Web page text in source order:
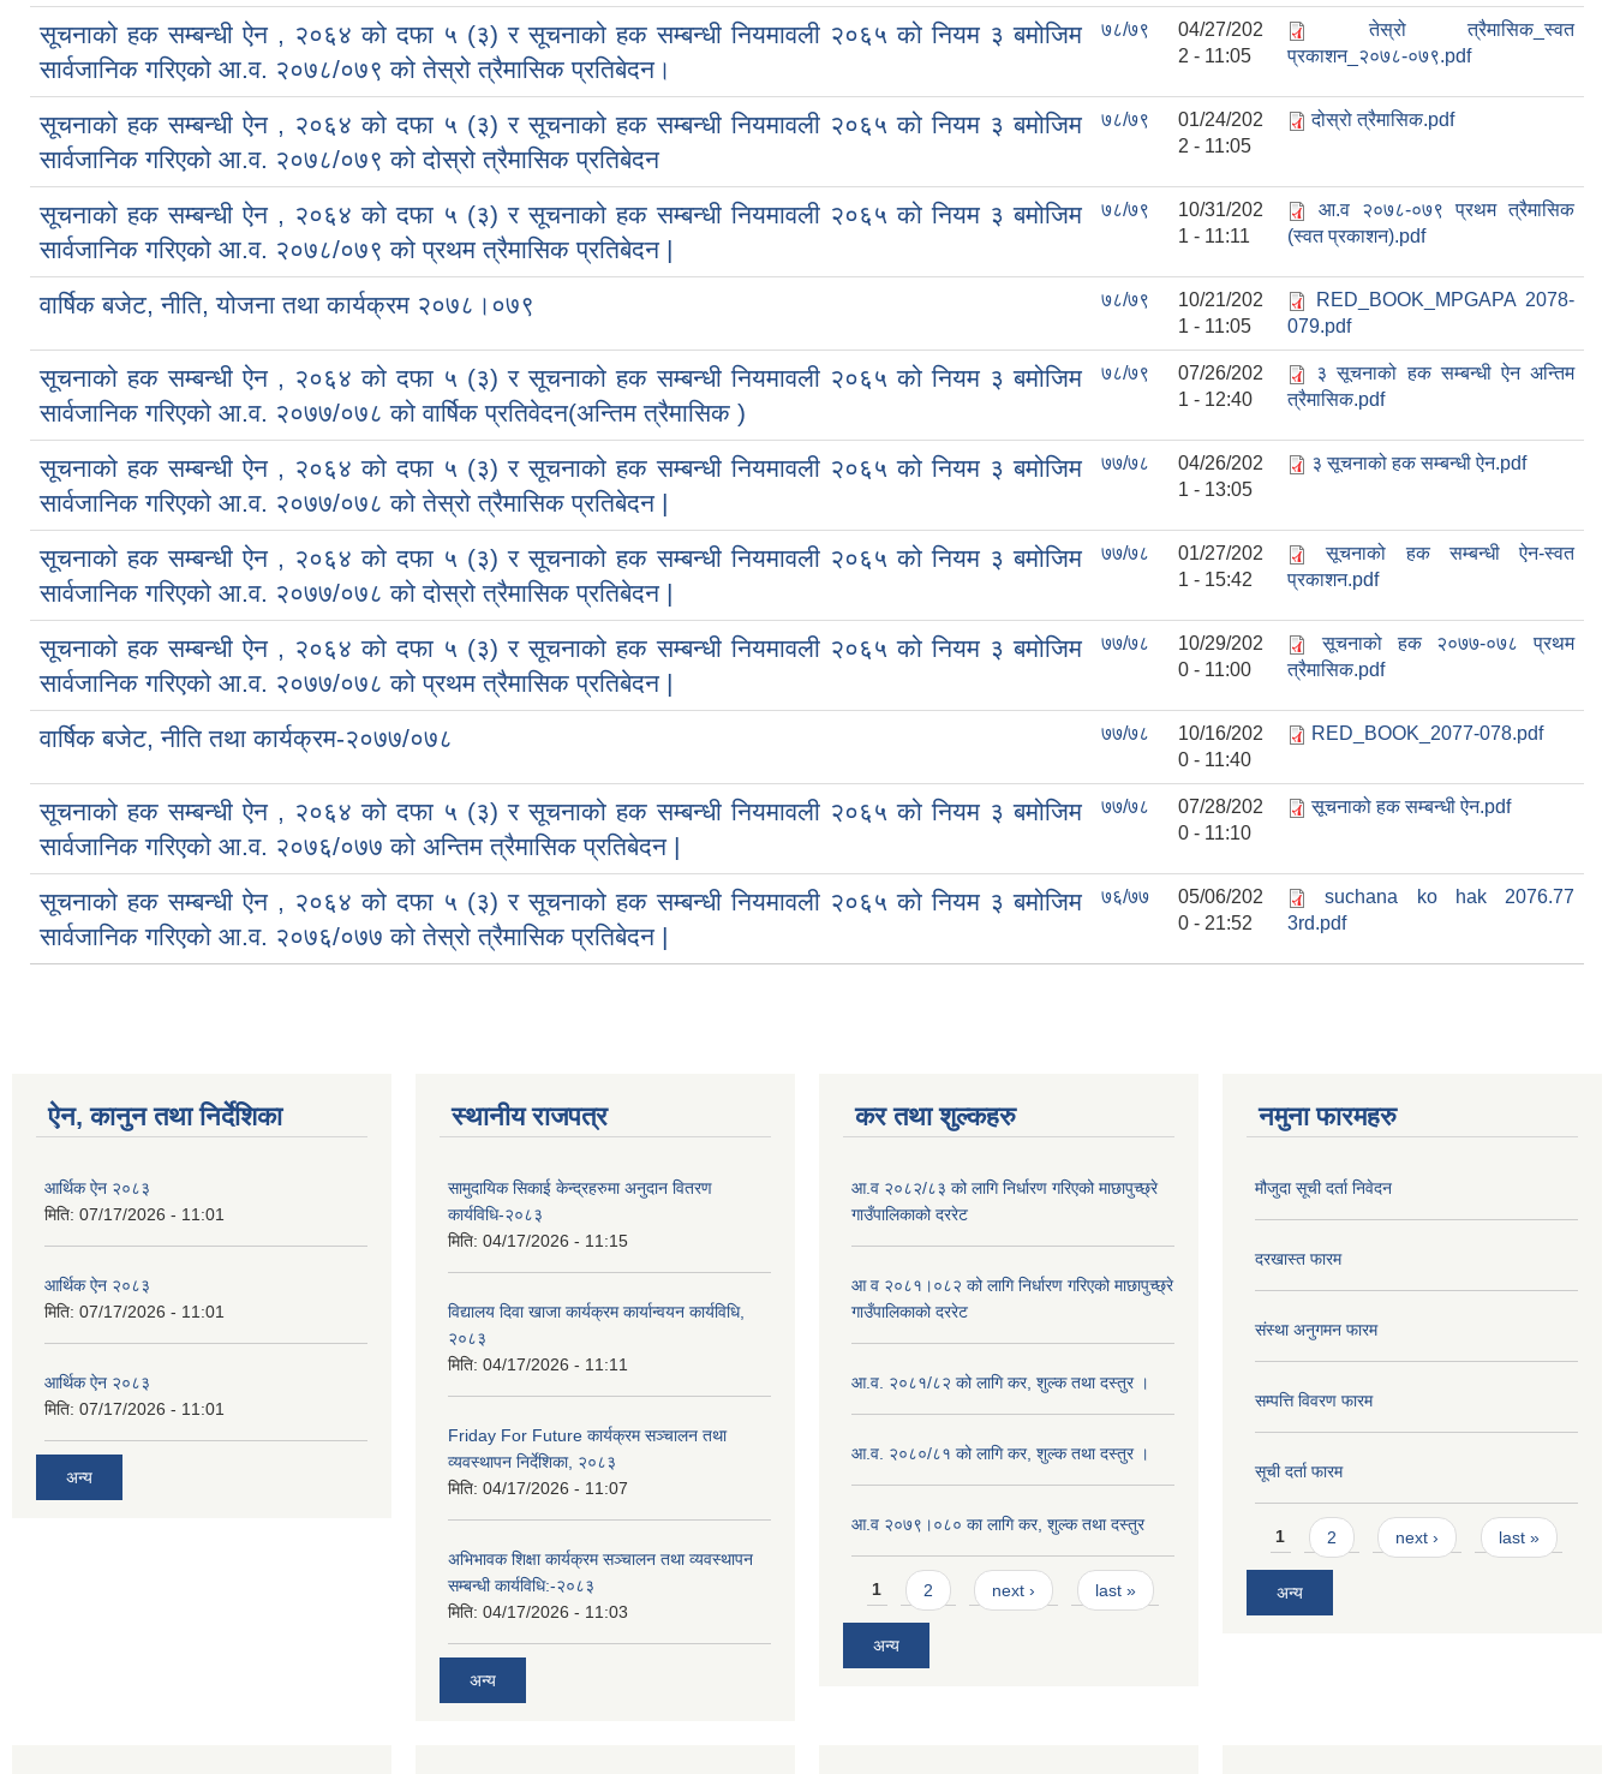
सूचनाको हक सम्बन्धी ऐन , २०६४ को दफा ५ (३) र सूचनाको हक सम्बन्धी नियमावली २०६५ को नियम ३ बमोजिम
सार्वजानिक गरिएको आ.व. २०७८/०७९ को तेस्रो त्रैमासिक प्रतिबेदन।
७८/७९
04/27/202
2 - 11:05
तेस्रो त्रैमासिक_स्वत
प्रकाशन_२०७८-०७९.pdf
सूचनाको हक सम्बन्धी ऐन , २०६४ को दफा ५ (३) र सूचनाको हक सम्बन्धी नियमावली २०६५ को नियम ३ बमोजिम
सार्वजानिक गरिएको आ.व. २०७८/०७९ को दोस्रो त्रैमासिक प्रतिबेदन
७८/७९
01/24/202
2 - 11:05
दोस्रो त्रैमासिक.pdf
सूचनाको हक सम्बन्धी ऐन , २०६४ को दफा ५ (३) र सूचनाको हक सम्बन्धी नियमावली २०६५ को नियम ३ बमोजिम
सार्वजानिक गरिएको आ.व. २०७८/०७९ को प्रथम त्रैमासिक प्रतिबेदन |
७८/७९
10/31/202
1 - 11:11
आ.व २०७८-०७९ प्रथम त्रैमासिक
(स्वत प्रकाशन).pdf
वार्षिक बजेट, नीति, योजना तथा कार्यक्रम २०७८।०७९ ७८/७९
10/21/202
1 - 11:05
RED_BOOK_MPGAPA 2078-
079.pdf
सूचनाको हक सम्बन्धी ऐन , २०६४ को दफा ५ (३) र सूचनाको हक सम्बन्धी नियमावली २०६५ को नियम ३ बमोजिम
सार्वजानिक गरिएको आ.व. २०७७/०७८ को वार्षिक प्रतिवेदन(अन्तिम त्रैमासिक )
७८/७९
07/26/202
1 - 12:40
३ सूचनाको हक सम्बन्धी ऐन अन्तिम
त्रैमासिक.pdf
सूचनाको हक सम्बन्धी ऐन , २०६४ को दफा ५ (३) र सूचनाको हक सम्बन्धी नियमावली २०६५ को नियम ३ बमोजिम
सार्वजानिक गरिएको आ.व. २०७७/०७८ को तेस्रो त्रैमासिक प्रतिबेदन |
७७/७८
04/26/202
1 - 13:05
३ सूचनाको हक सम्बन्धी ऐन.pdf
सूचनाको हक सम्बन्धी ऐन , २०६४ को दफा ५ (३) र सूचनाको हक सम्बन्धी नियमावली २०६५ को नियम ३ बमोजिम
सार्वजानिक गरिएको आ.व. २०७७/०७८ को दोस्रो त्रैमासिक प्रतिबेदन |
७७/७८
01/27/202
1 - 15:42
सूचनाको हक सम्बन्धी ऐन-स्वत
प्रकाशन.pdf
सूचनाको हक सम्बन्धी ऐन , २०६४ को दफा ५ (३) र सूचनाको हक सम्बन्धी नियमावली २०६५ को नियम ३ बमोजिम
सार्वजानिक गरिएको आ.व. २०७७/०७८ को प्रथम त्रैमासिक प्रतिबेदन |
७७/७८
10/29/202
0 - 11:00
सूचनाको हक २०७७-०७८ प्रथम
त्रैमासिक.pdf
वार्षिक बजेट, नीति तथा कार्यक्रम-२०७७/०७८ ७७/७८
10/16/202
0 - 11:40
RED_BOOK_2077-078.pdf
सूचनाको हक सम्बन्धी ऐन , २०६४ को दफा ५ (३) र सूचनाको हक सम्बन्धी नियमावली २०६५ को नियम ३ बमोजिम
सार्वजानिक गरिएको आ.व. २०७६/०७७ को अन्तिम त्रैमासिक प्रतिबेदन |
७७/७८
07/28/202
0 - 11:10
सूचनाको हक सम्बन्धी ऐन.pdf
सूचनाको हक सम्बन्धी ऐन , २०६४ को दफा ५ (३) र सूचनाको हक सम्बन्धी नियमावली २०६५ को नियम ३ बमोजिम
सार्वजानिक गरिएको आ.व. २०७६/०७७ को तेस्रो त्रैमासिक प्रतिबेदन |
७६/७७
05/06/202
0 - 21:52
suchana ko hak 2076.77
3rd.pdf
ऐन, कानुन तथा निर्देशिका
आर्थिक ऐन २०८३
मिति: 07/17/2026 - 11:01
आर्थिक ऐन २०८३
मिति: 07/17/2026 - 11:01
आर्थिक ऐन २०८३
मिति: 07/17/2026 - 11:01
अन्य
स्थानीय राजपत्र
सामुदायिक सिकाई केन्द्रहरुमा अनुदान वितरण
कार्यविधि-२०८३
मिति: 04/17/2026 - 11:15
विद्यालय दिवा खाजा कार्यक्रम कार्यान्वयन कार्यविधि,
२०८३
मिति: 04/17/2026 - 11:11
Friday For Future कार्यक्रम सञ्चालन तथा
व्यवस्थापन निर्देशिका, २०८३
मिति: 04/17/2026 - 11:07
अभिभावक शिक्षा कार्यक्रम सञ्चालन तथा व्यवस्थापन
सम्बन्धी कार्यविधि:-२०८३
मिति: 04/17/2026 - 11:03
अन्य
कर तथा शुल्कहरु
आ.व २०८२/८३ को लागि निर्धारण गरिएको माछापुच्छ्रे
गाउँपालिकाको दररेट
आ व २०८१।०८२ को लागि निर्धारण गरिएको माछापुच्छ्रे
गाउँपालिकाको दररेट
आ.व. २०८१/८२ को लागि कर, शुल्क तथा दस्तुर ।
आ.व. २०८०/८१ को लागि कर, शुल्क तथा दस्तुर ।
आ.व २०७९।०८० का लागि कर, शुल्क तथा दस्तुर
Pages
1 2 next › last »
अन्य
नमुना फारमहरु
मौजुदा सूची दर्ता निवेदन
दरखास्त फारम
संस्था अनुगमन फारम
सम्पत्ति विवरण फारम
सूची दर्ता फारम
Pages
1 2 next › last »
अन्य